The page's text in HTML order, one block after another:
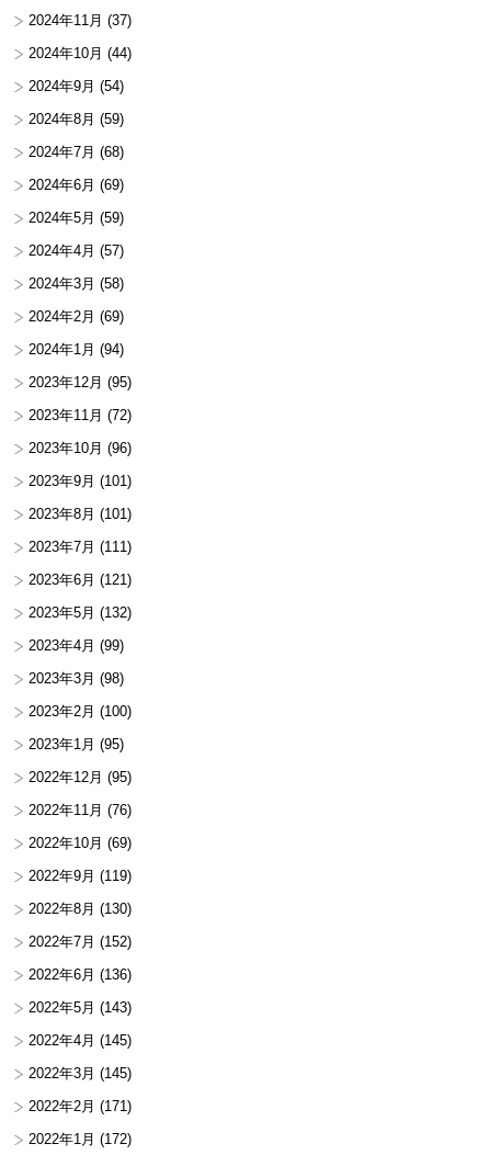
2024年11月 (37)
2024年10月 (44)
2024年9月 (54)
2024年8月 (59)
2024年7月 (68)
2024年6月 (69)
2024年5月 (59)
2024年4月 (57)
2024年3月 (58)
2024年2月 (69)
2024年1月 (94)
2023年12月 (95)
2023年11月 (72)
2023年10月 (96)
2023年9月 (101)
2023年8月 (101)
2023年7月 (111)
2023年6月 (121)
2023年5月 (132)
2023年4月 (99)
2023年3月 (98)
2023年2月 (100)
2023年1月 (95)
2022年12月 (95)
2022年11月 (76)
2022年10月 (69)
2022年9月 (119)
2022年8月 (130)
2022年7月 (152)
2022年6月 (136)
2022年5月 (143)
2022年4月 (145)
2022年3月 (145)
2022年2月 (171)
2022年1月 (172)